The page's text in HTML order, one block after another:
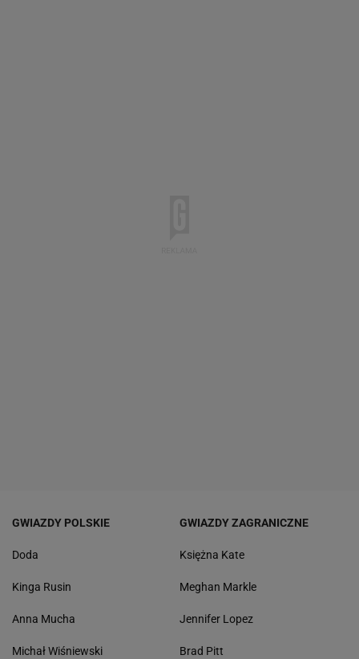
GWIAZDY POLSKIE
Doda
Kinga Rusin
Anna Mucha
Michał Wiśniewski
GWIAZDY ZAGRANICZNE
Księżna Kate
Meghan Markle
Jennifer Lopez
Brad Pitt